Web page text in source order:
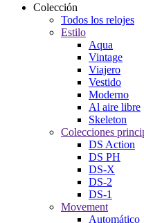
Colección
Todos los relojes
Estilo
Aqua
Vintage
Viajero
Vestido
Moderno
Al aire libre
Skeleton
Colecciones
DS Action
DS PH
DS-X
DS-2
DS-1
Movement
Automático